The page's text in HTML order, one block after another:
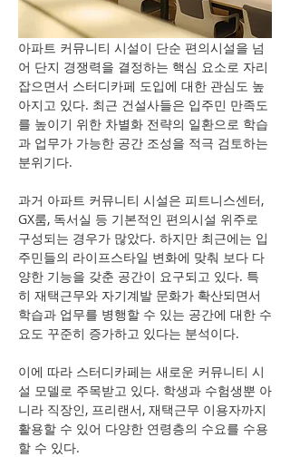
아파트 커뮤니티 시설이 단순 편의시설을 넘
어 단지 경쟁력을 결정하는 핵심 요소로 자리
잡으면서 스터디카페 도입에 대한 관심도 높
아지고 있다. 최근 건설사들은 입주민 만족도
를 높이기 위한 차별화 전략의 일환으로 학습
과 업무가 가능한 공간 조성을 적극 검토하는
분위기다.
과거 아파트 커뮤니티 시설은 피트니스센터,
GX룸, 독서실 등 기본적인 편의시설 위주로
구성되는 경우가 많았다. 하지만 최근에는 입
주민들의 라이프스타일 변화에 맞춰 보다 다
양한 기능을 갖춘 공간이 요구되고 있다. 특
히 재택근무와 자기계발 문화가 확산되면서
학습과 업무를 병행할 수 있는 공간에 대한 수
요도 꾸준히 증가하고 있다는 분석이다.
이에 따라 스터디카페는 새로운 커뮤니티 시
설 모델로 주목받고 있다. 학생과 수험생뿐 아
니라 직장인, 프리랜서, 재택근무 이용자까지
활용할 수 있어 다양한 연령층의 수요를 수용
할 수 있다.